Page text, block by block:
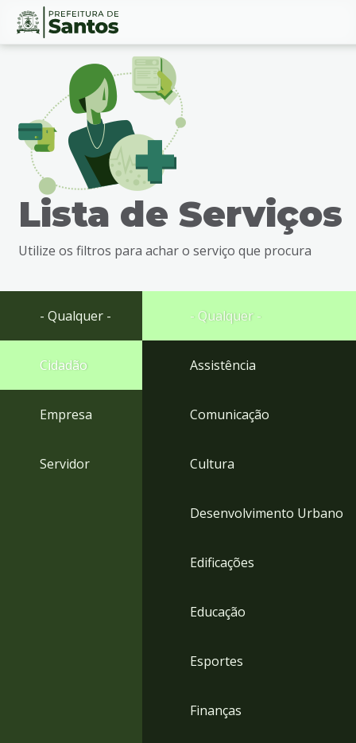
Ir
busca
Ir
rodapé
Conteúdo
Lista de Serviços
Utilize os filtros para achar o serviço que procura
- Qualquer -
Cidadão
Empresa
Servidor
- Qualquer -
Assistência
Comunicação
Cultura
Desenvolvimento Urbano
Edificações
Educação
Esportes
Finanças